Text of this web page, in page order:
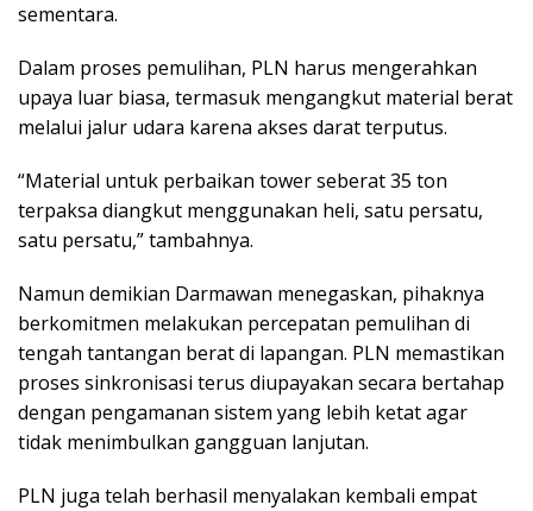
sementara.
Dalam proses pemulihan, PLN harus mengerahkan
upaya luar biasa, termasuk mengangkut material berat
melalui jalur udara karena akses darat terputus.
“Material untuk perbaikan tower seberat 35 ton
terpaksa diangkut menggunakan heli, satu persatu,
satu persatu,” tambahnya.
Namun demikian Darmawan menegaskan, pihaknya
berkomitmen melakukan percepatan pemulihan di
tengah tantangan berat di lapangan. PLN memastikan
proses sinkronisasi terus diupayakan secara bertahap
dengan pengamanan sistem yang lebih ketat agar
tidak menimbulkan gangguan lanjutan.
PLN juga telah berhasil menyalakan kembali empat